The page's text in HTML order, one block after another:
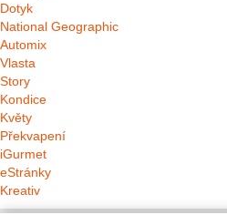
Dotyk
National Geographic
Automix
Vlasta
Story
Kondice
Květy
Překvapení
iGurmet
eStránky
Kreativ